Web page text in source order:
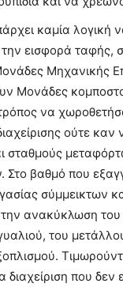
καμία λογική
την εισφορά ταφής,
Μηχανικής
Μονάδες
να
ούτε καν
σταθμούς
βαθμό που
σύμμεικτων
την ανακύκλωση του
του
διαχείριση που